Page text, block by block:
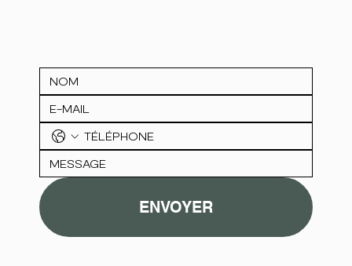
ENVOYER